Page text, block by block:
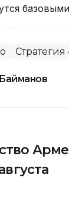
Стратегия